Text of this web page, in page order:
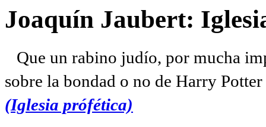
Joaquín Jaubert:
Que un rabino judío, por mucha
sobre la bondad o no de Harry
(Iglesia prófética)